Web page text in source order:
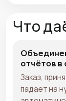
Что
отчётов
Заказ,
падает на